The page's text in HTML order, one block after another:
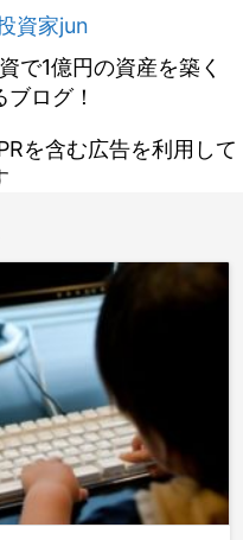
資家jun
で1億円の資産を築く
ログ！
を含む広告を利用して